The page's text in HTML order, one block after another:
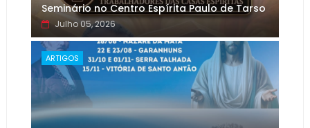
Seminário no Centro Espírita Paulo de Tarso
Julho 05, 2026
ARTIGOS